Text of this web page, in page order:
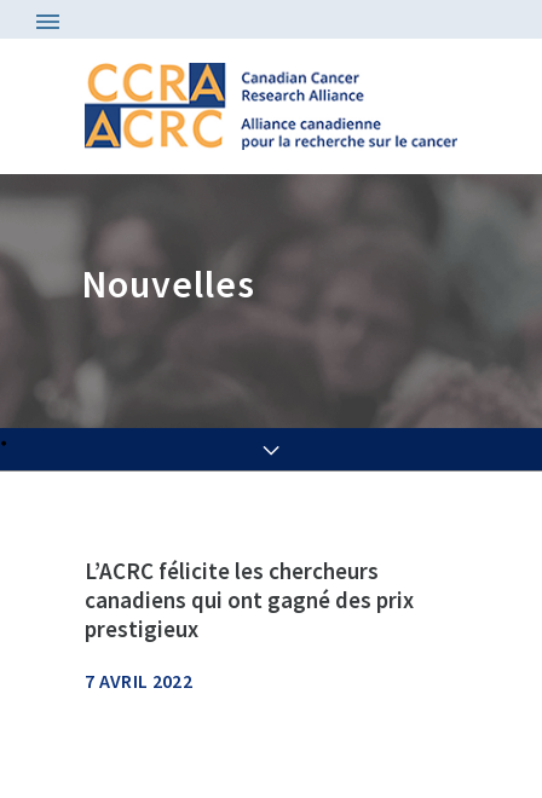
Nouvelles
L’ACRC félicite les chercheurs
canadiens qui ont gagné des prix
prestigieux
7 AVRIL 2022